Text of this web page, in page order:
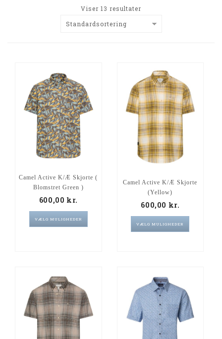
Viser 13 resultater
Standardsortering
Camel Active K/Æ Skjorte (
Blomstret Green )
600,00kr.
VÆLG MULIGHEDER
Camel Active K/Æ Skjorte
(Yellow)
600,00 kr.
VÆLG MULIGHEDER